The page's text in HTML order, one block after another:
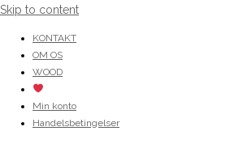
Skip to content
KONTAKT
OM OS
WOOD
Min konto
Handelsbetingelser